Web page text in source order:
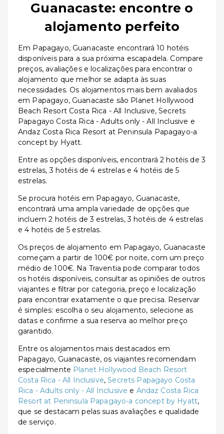
Guanacaste: encontre o
alojamento perfeito
Em Papagayo, Guanacaste encontrará 10 hotéis
disponíveis para a sua próxima escapadela. Compare
preços, avaliações e localizações para encontrar o
alojamento que melhor se adapta às suas
necessidades. Os alojamentos mais bem avaliados
em Papagayo, Guanacaste são Planet Hollywood
Beach Resort Costa Rica - All Inclusive, Secrets
Papagayo Costa Rica - Adults only - All Inclusive e
Andaz Costa Rica Resort at Peninsula Papagayo-a
concept by Hyatt.
Entre as opções disponíveis, encontrará 2 hotéis de 3
estrelas, 3 hotéis de 4 estrelas e 4 hotéis de 5
estrelas.
Se procura hotéis em Papagayo, Guanacaste,
encontrará uma ampla variedade de opções que
incluem 2 hotéis de 3 estrelas, 3 hotéis de 4 estrelas
e 4 hotéis de 5 estrelas.
Os preços de alojamento em Papagayo, Guanacaste
começam a partir de 100€ por noite, com um preço
médio de 100€. Na Traventia pode comparar todos
os hotéis disponíveis, consultar as opiniões de outros
viajantes e filtrar por categoria, preço e localização
para encontrar exatamente o que precisa. Reservar
é simples: escolha o seu alojamento, selecione as
datas e confirme a sua reserva ao melhor preço
garantido.
Entre os alojamentos mais destacados em
Papagayo, Guanacaste, os viajantes recomendam
especialmente Planet Hollywood Beach Resort
Costa Rica - All Inclusive,Secrets Papagayo Costa
Rica - Adults only - All Inclusive e Andaz Costa Rica
Resort at Peninsula Papagayo-a concept by Hyatt,
que se destacam pelas suas avaliações e qualidade
de serviço.